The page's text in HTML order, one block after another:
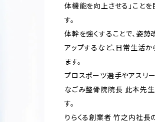
体機能を向上させる」こと
す。
体幹を強くすることで、姿
アップするなど、日常生活
ます。
プロスポーツ選手やアスリ
なごみ整骨院院長 此本先
す。
りらくる創業者 竹之内社